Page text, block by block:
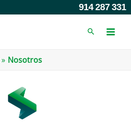
914 287 331
Nosotros